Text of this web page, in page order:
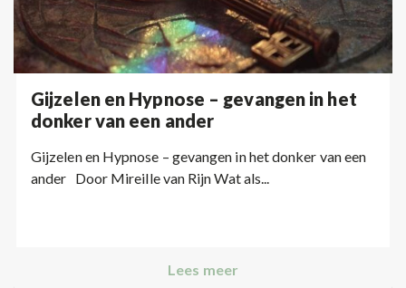
Gijzelen en Hypnose – gevangen in het
donker van een ander
Gijzelen en Hypnose – gevangen in het donker van een
ander Door Mireille van Rijn Wat als...
Lees meer